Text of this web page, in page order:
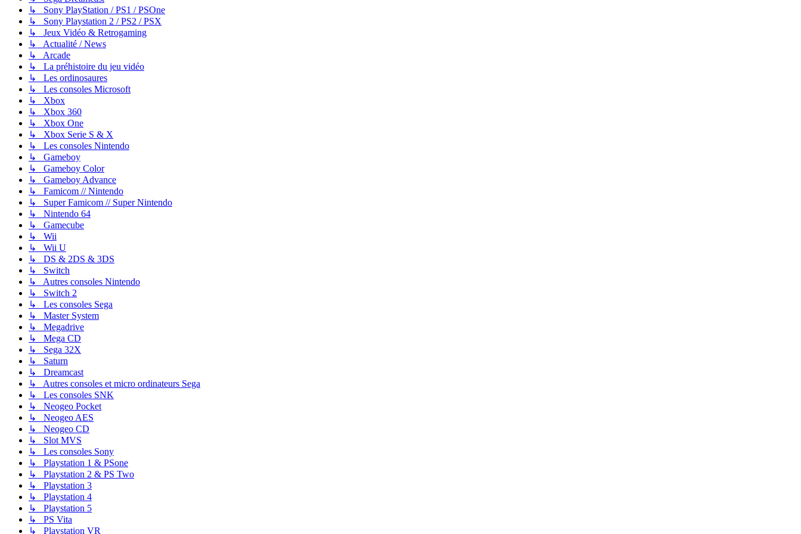
↳ Sony PlayStation / PS1 / PSOne
↳ Sony Playstation 2 / PS2 / PSX
↳ Jeux Vidéo & Retrogaming
↳ Actualité / News
↳ Arcade
↳ La préhistoire du jeu vidéo
↳ Les ordinosaures
↳ Les consoles Microsoft
↳ Xbox
↳ Xbox 360
↳ Xbox One
↳ Xbox Serie S & X
↳ Les consoles Nintendo
↳ Gameboy
↳ Gameboy Color
↳ Gameboy Advance
↳ Famicom // Nintendo
↳ Super Famicom // Super Nintendo
↳ Nintendo 64
↳ Gamecube
↳ Wii
↳ Wii U
↳ DS & 2DS & 3DS
↳ Switch
↳ Autres consoles Nintendo
↳ Switch 2
↳ Les consoles Sega
↳ Master System
↳ Megadrive
↳ Mega CD
↳ Sega 32X
↳ Saturn
↳ Dreamcast
↳ Autres consoles et micro ordinateurs Sega
↳ Les consoles SNK
↳ Neogeo Pocket
↳ Neogeo AES
↳ Neogeo CD
↳ Slot MVS
↳ Les consoles Sony
↳ Playstation 1 & PSone
↳ Playstation 2 & PS Two
↳ Playstation 3
↳ Playstation 4
↳ Playstation 5
↳ PS Vita
↳ Playstation VR